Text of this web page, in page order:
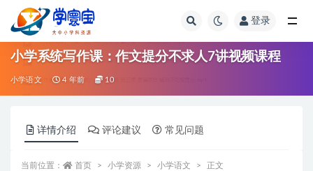
登录
小学系统写作课：作文提分不求人7讲视频课程
小学语文 4 年前 10
详情介绍 评论建议 常见问题
当前位置： 首页 小学资源 小学语文 正文
全部